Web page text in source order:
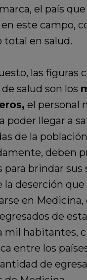
el país
este campo,
total en salud.
las figuras
salud son los
el personal
poder llegar a
de la población
deben
para brindar sus
la deserción que
en Medicina,
egresados de
mil habitantes,
entre los
de